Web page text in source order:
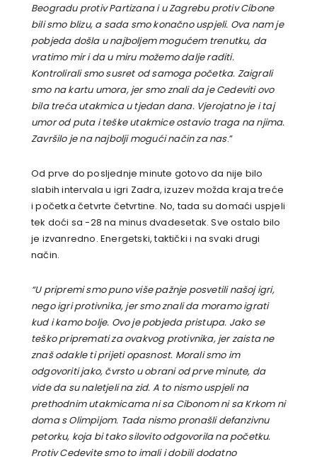
Beogradu protiv Partizana i u Zagrebu protiv Cibone
bili smo blizu, a sada smo konačno uspjeli. Ova nam je
pobjeda došla u najboljem mogućem trenutku, da
vratimo mir i da u miru možemo dalje raditi.
Kontrolirali smo susret od samoga početka. Zaigrali
smo na kartu umora, jer smo znali da je Cedeviti ovo
bila treća utakmica u tjedan dana. Vjerojatno je i taj
umor od puta i teške utakmice ostavio traga na njima.
Završilo je na najbolji mogući način za nas.”
Od prve do posljednje minute gotovo da nije bilo
slabih intervala u igri Zadra, izuzev možda kraja treće
i početka četvrte četvrtine. No, tada su domaći uspjeli
tek doći sa -28 na minus dvadesetak. Sve ostalo bilo
je izvanredno. Energetski, taktički i na svaki drugi
način.
“U pripremi smo puno više pažnje posvetili našoj igri,
nego igri protivnika, jer smo znali da moramo igrati
kud i kamo bolje. Ovo je pobjeda pristupa. Jako se
teško pripremati za ovakvog protivnika, jer zaista ne
znaš odakle ti prijeti opasnost. Morali smo im
odgovoriti jako, čvrsto u obrani od prve minute, da
vide da su naletjeli na zid. A to nismo uspjeli na
prethodnim utakmicama ni sa Cibonom ni sa Krkom ni
doma s Olimpijom. Tada nismo pronašli defanzivnu
petorku, koja bi tako silovito odgovorila na početku.
Protiv Cedevite smo to imali i dobili dodatno